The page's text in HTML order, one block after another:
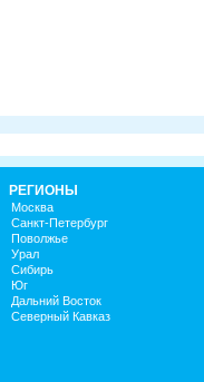
РЕГИОНЫ
Москва
Санкт-Петербург
Поволжье
Урал
Сибирь
Юг
Дальний Восток
Северный Кавказ